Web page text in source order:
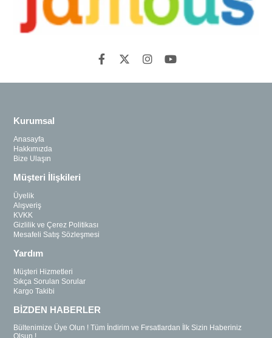
Kurumsal
Anasayfa
Hakkımızda
Bize Ulaşın
Müşteri İlişkileri
Üyelik
Alışveriş
KVKK
Gizlilik ve Çerez Politikası
Mesafeli Satış Sözleşmesi
Yardım
Müşteri Hizmetleri
Sıkça Sorulan Sorular
Kargo Takibi
BİZDEN HABERLER
Bültenimize Üye Olun ! Tüm İndirim ve Fırsatlardan İlk Sizin Haberiniz
Olsun !